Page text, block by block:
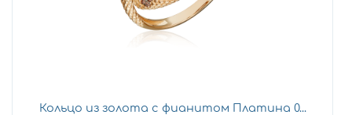
Кольцо из золота с фианитом Платина 0...